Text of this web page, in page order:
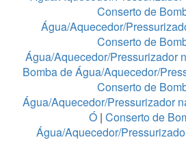
Conserto de
Água/Aquecedor/
Conserto de
Água/Aquecedor/Pressurizador
Bomba de Água/Aquecedor/
Conserto de
Água/Aquecedor/Pressurizador
Ó | Conserto de
Água/Aquecedor/